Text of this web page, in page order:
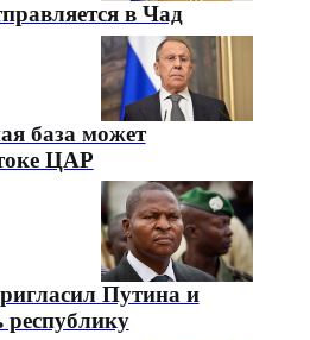
в Чад
база может
ЦАР
Путина и
республику